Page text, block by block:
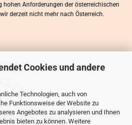
Cookies und andere
Technologien, auch von
Funktionsweise der Website zu
Angebotes zu analysieren und Ihnen
bieten zu können. Weitere
Anforderungen der österreichischen
derzeit nicht mehr nach Österreich.